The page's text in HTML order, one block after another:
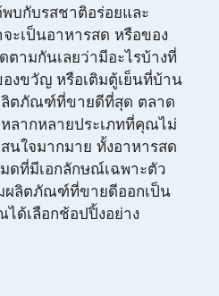
บกับรสชาติอร่อยและ
ะเป็นอาหารสด หรือของ
ามกันเลยว่ามีอะไรบ้างที่
งขวัญ หรือเติมตู้เย็นที่บ้าน
ลิตภัณฑ์ที่ขายดีที่สุด ตลาด
ากหลายประเภทที่คุณไม่
นใจมากมาย ทั้งอาหารสด
ดที่มีเอกลักษณ์เฉพาะตัว
ผลิตภัณฑ์ที่ขายดีออกเป็น
ได้เลือกช้อปปิ้งอย่าง